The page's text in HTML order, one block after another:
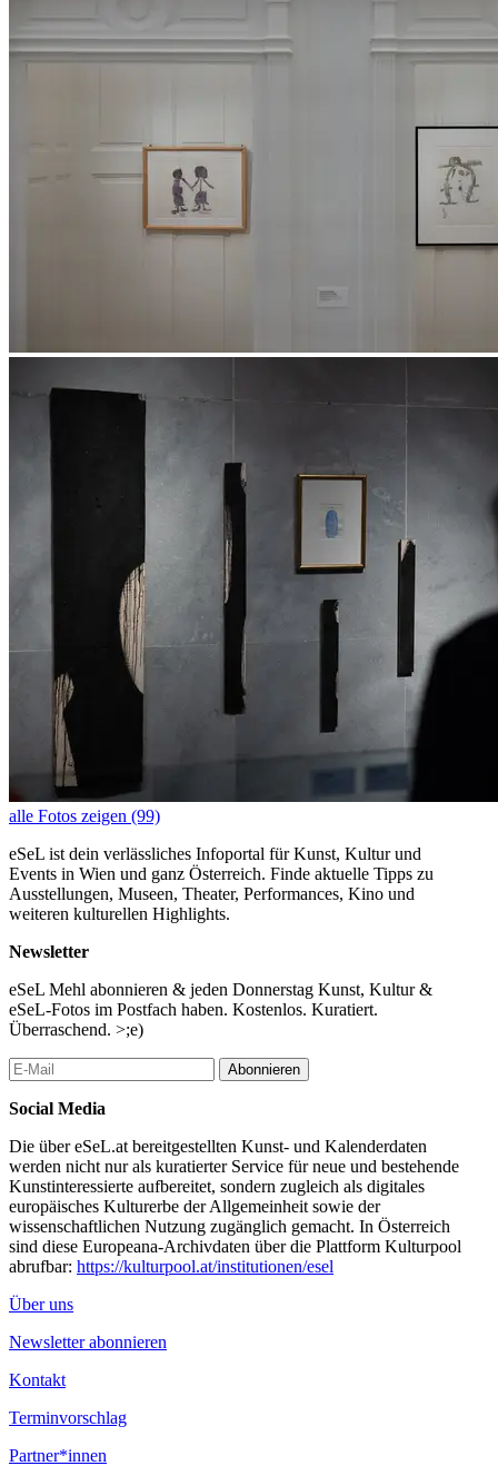
alle Fotos zeigen (99)
eSeL ist dein verlässliches Infoportal für Kunst, Kultur und
Events in Wien und ganz Österreich. Finde aktuelle Tipps zu
Ausstellungen, Museen, Theater, Performances, Kino und
weiteren kulturellen Highlights.
Newsletter
eSeL Mehl abonnieren & jeden Donnerstag Kunst, Kultur &
eSeL-Fotos im Postfach haben. Kostenlos. Kuratiert.
Überraschend. >;e)
Abonnieren
Social Media
Die über eSeL.at bereitgestellten Kunst- und Kalenderdaten
werden nicht nur als kuratierter Service für neue und bestehende
Kunstinteressierte aufbereitet, sondern zugleich als digitales
europäisches Kulturerbe der Allgemeinheit sowie der
wissenschaftlichen Nutzung zugänglich gemacht. In Österreich
sind diese Europeana-Archivdaten über die Plattform Kulturpool
abrufbar: https://kulturpool.at/institutionen/esel
Über uns
Newsletter abonnieren
Kontakt
Terminvorschlag
Partner*innen